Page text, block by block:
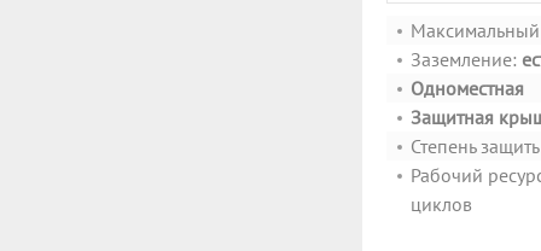
Заземление:
Одноместная
Защитная
Степень
Рабочий
циклов